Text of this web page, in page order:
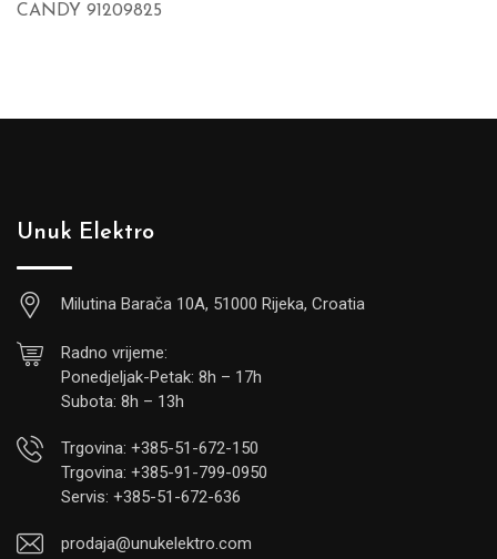
CANDY 91209825
Unuk Elektro
Milutina Barača 10A, 51000 Rijeka, Croatia
Radno vrijeme:
Ponedjeljak-Petak: 8h – 17h
Subota: 8h – 13h
Trgovina: +385-51-672-150
Trgovina: +385-91-799-0950
Servis: +385-51-672-636
prodaja@unukelektro.com